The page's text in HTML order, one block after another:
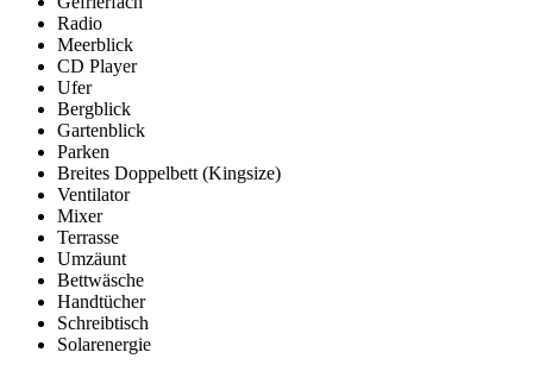
Radio
Meerblick
CD Player
Ufer
Bergblick
Gartenblick
Parken
Breites Doppelbett (Kingsize)
Ventilator
Mixer
Terrasse
Umzäunt
Bettwäsche
Handtücher
Schreibtisch
Solarenergie